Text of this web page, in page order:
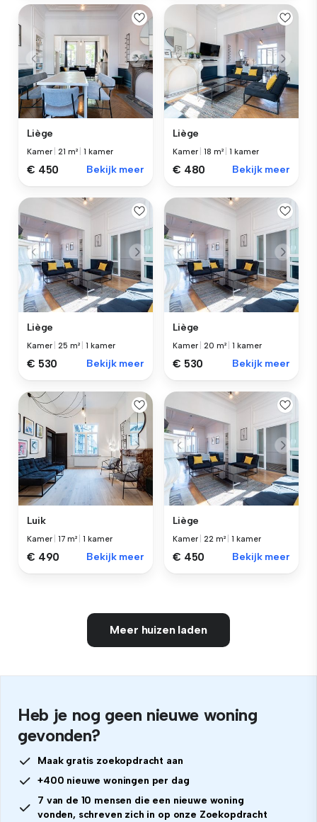
Liège
Kamer |21 m² |1 kamer
€ 450 Bekijk meer
Liège
Kamer |18 m² |1 kamer
€ 480 Bekijk meer
Liège
Kamer |25 m² |1 kamer
€ 530 Bekijk meer
Liège
Kamer |20 m² |1 kamer
€ 530 Bekijk meer
Luik
Kamer |17 m² |1 kamer
€ 490 Bekijk meer
Liège
Kamer |22 m² |1 kamer
€ 450 Bekijk meer
Meer huizen laden
Heb je nog geen nieuwe woning
gevonden?
Maak gratis zoekopdracht aan
+400 nieuwe woningen per dag
7 van de 10 mensen die een nieuwe woning
vonden, schreven zich in op onze Zoekopdracht